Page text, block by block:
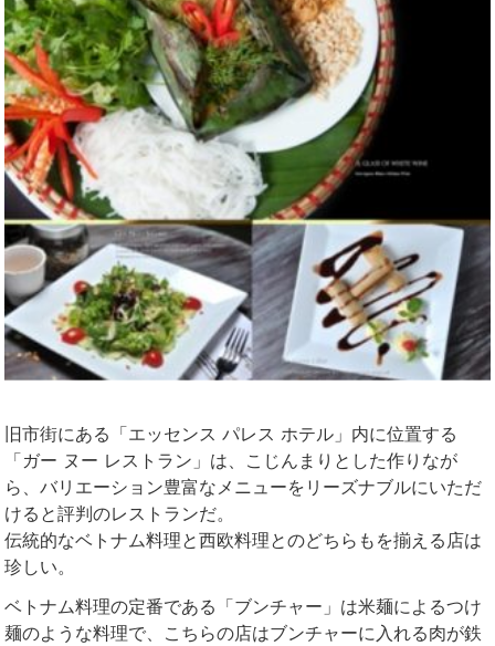
旧市街にある「エッセンス パレス ホテル」内に位置する
「ガー ヌー レストラン」は、こじんまりとした作りなが
ら、バリエーション豊富なメニューをリーズナブルにいただ
けると評判のレストランだ。
伝統的なベトナム料理と西欧料理とのどちらもを揃える店は
珍しい。
ベトナム料理の定番である「ブンチャー」は米麺によるつけ
麺のような料理で、こちらの店はブンチャーに入れる肉が鉄